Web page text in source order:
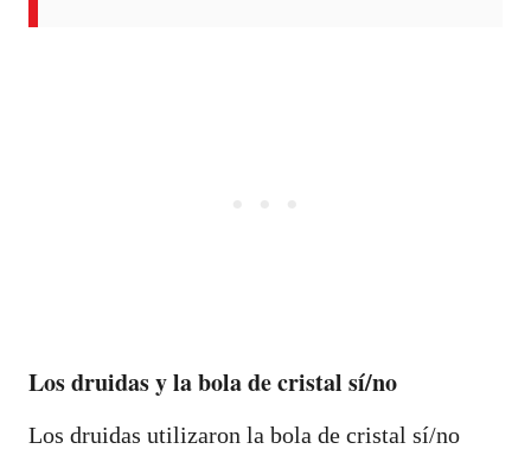
Los druidas y la bola de cristal sí/no
Los druidas utilizaron la bola de cristal sí/no